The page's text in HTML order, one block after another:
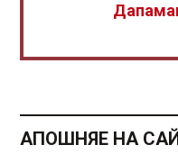
АПОШНЯЕ НА